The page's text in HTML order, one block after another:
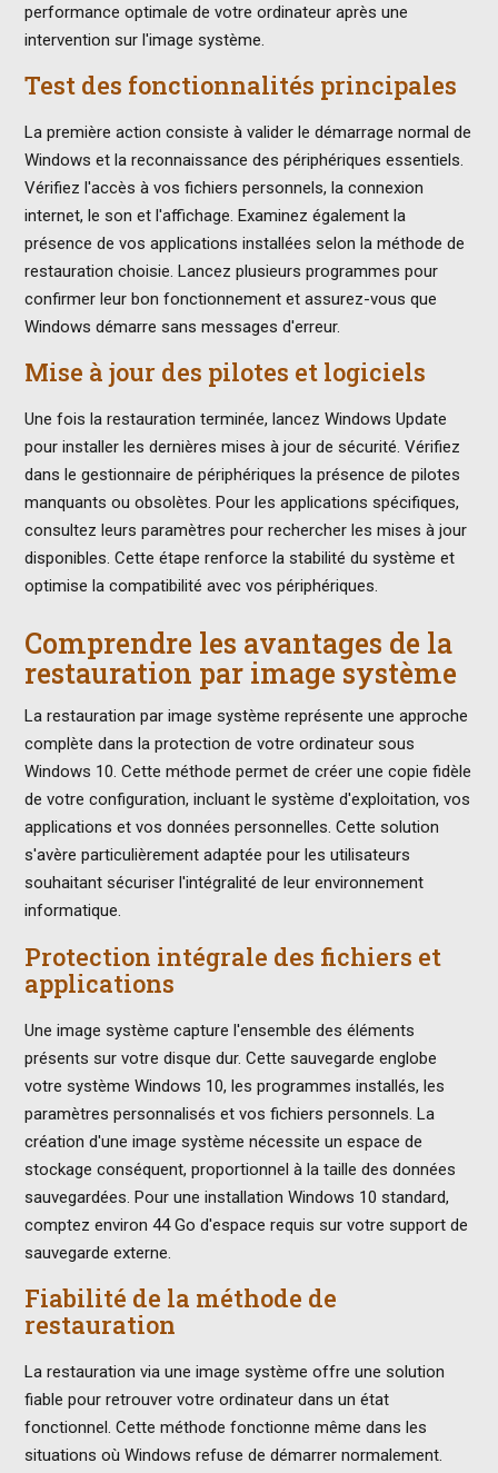
performance optimale de votre ordinateur après une
intervention sur l'image système.
Test des fonctionnalités principales
La première action consiste à valider le démarrage normal de
Windows et la reconnaissance des périphériques essentiels.
Vérifiez l'accès à vos fichiers personnels, la connexion
internet, le son et l'affichage. Examinez également la
présence de vos applications installées selon la méthode de
restauration choisie. Lancez plusieurs programmes pour
confirmer leur bon fonctionnement et assurez-vous que
Windows démarre sans messages d'erreur.
Mise à jour des pilotes et logiciels
Une fois la restauration terminée, lancez Windows Update
pour installer les dernières mises à jour de sécurité. Vérifiez
dans le gestionnaire de périphériques la présence de pilotes
manquants ou obsolètes. Pour les applications spécifiques,
consultez leurs paramètres pour rechercher les mises à jour
disponibles. Cette étape renforce la stabilité du système et
optimise la compatibilité avec vos périphériques.
Comprendre les avantages de la
restauration par image système
La restauration par image système représente une approche
complète dans la protection de votre ordinateur sous
Windows 10. Cette méthode permet de créer une copie fidèle
de votre configuration, incluant le système d'exploitation, vos
applications et vos données personnelles. Cette solution
s'avère particulièrement adaptée pour les utilisateurs
souhaitant sécuriser l'intégralité de leur environnement
informatique.
Protection intégrale des fichiers et
applications
Une image système capture l'ensemble des éléments
présents sur votre disque dur. Cette sauvegarde englobe
votre système Windows 10, les programmes installés, les
paramètres personnalisés et vos fichiers personnels. La
création d'une image système nécessite un espace de
stockage conséquent, proportionnel à la taille des données
sauvegardées. Pour une installation Windows 10 standard,
comptez environ 44 Go d'espace requis sur votre support de
sauvegarde externe.
Fiabilité de la méthode de
restauration
La restauration via une image système offre une solution
fiable pour retrouver votre ordinateur dans un état
fonctionnel. Cette méthode fonctionne même dans les
situations où Windows refuse de démarrer normalement.